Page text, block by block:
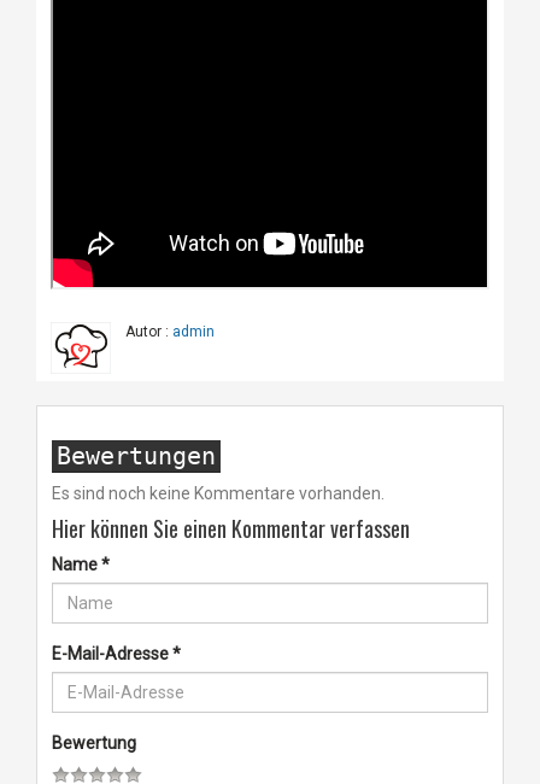
Autor : admin
Bewertungen
Es sind noch keine Kommentare vorhanden.
Hier können Sie einen Kommentar verfassen
Name*
E-Mail-Adresse*
Bewertung